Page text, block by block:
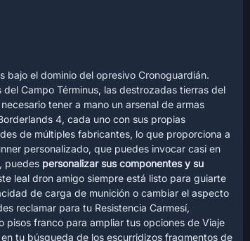
el dominio del opresivo Cronoguardián.
Campo Términus, las destrozadas tierras del
tener a mano un arsenal de armas
4, cada uno con sus propias
de múltiples fabricantes, lo que proporciona a
personalizado, que puedes invocar casi en
puedes personalizar sus componentes y su
leal dron amigo siempre está listo para guiarte
de carga de munición o cambiar el aspecto
reclamar para tu Resistencia Carmesí,
pisos franco para ampliar tus opciones de Viaje
tu búsqueda de los escurridizos fragmentos de